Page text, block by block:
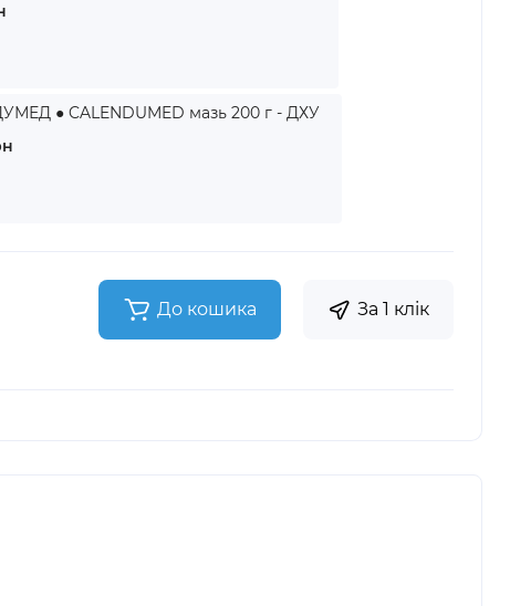
● CALENDUMED мазь 200 г - ДХУ
До кошика За 1 клік